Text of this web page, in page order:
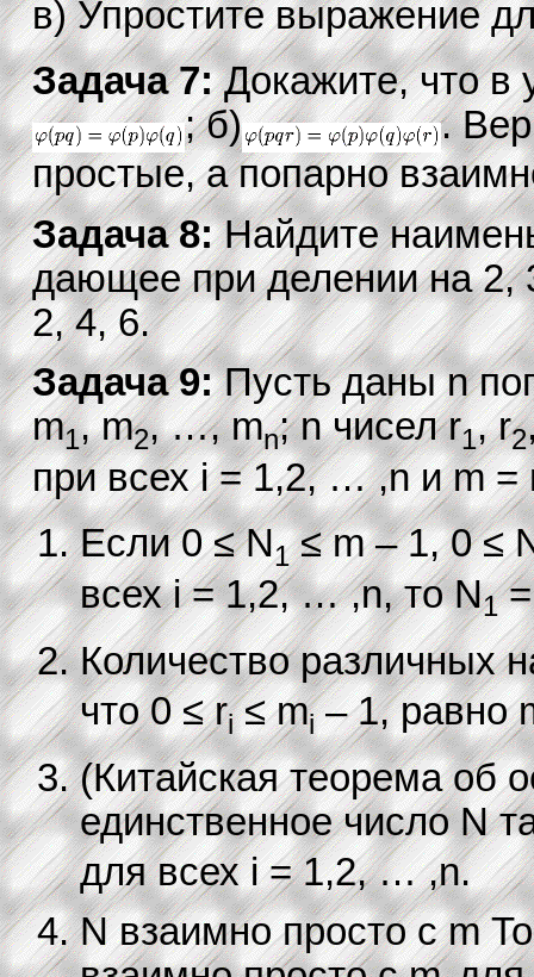
в) Упростите выражение
Задача 7:Докажите, что в
; б)
.
простые, а попарно
Задача 8:Найдите
дающее при делении на 2,
2, 4, 6.
Задача 9:Пусть даны n
m1, m2, …, mn; n чисел r1, r2
при всех i = 1,2, … ,n и m =
Если 0 ≤ N1≤ m – 1, 0 ≤
всех i = 1,2, … ,n, то N1=
Количество различных
что 0 ≤ ri≤ mi– 1, равно
(Китайская теорема об
единственное число N
для всех i = 1,2, … ,n.
N взаимно просто с m